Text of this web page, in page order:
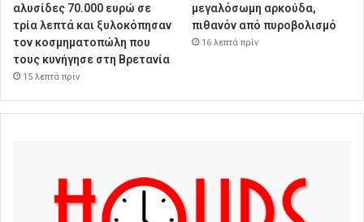
αλυσίδες 70.000 ευρώ σε
τρία λεπτά και ξυλοκόπησαν
τον κοσμηματοπώλη που
τους κυνήγησε στη Βρετανία
15 λεπτά πρίν
μεγαλόσωμη αρκούδα,
πιθανόν από πυροβολισμό
16 λεπτά πρίν